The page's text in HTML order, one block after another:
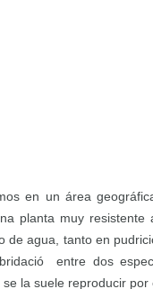
en un área
planta muy
de agua, tanto en
entre dos
la suele reproducir